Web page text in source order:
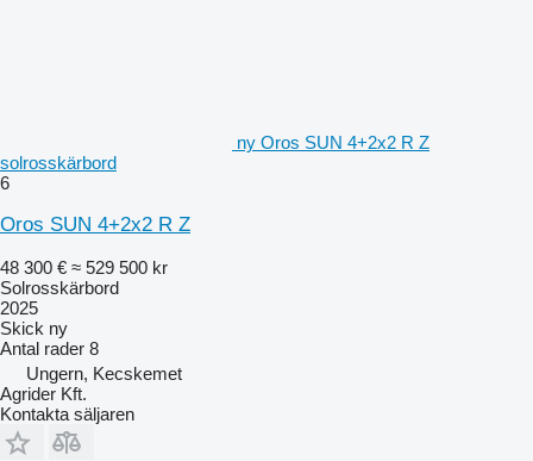
ny Oros SUN 4+2x2 R Z
solrosskärbord
6
Oros SUN 4+2x2 R Z
48 300 € ≈ 529 500 kr
Solrosskärbord
2025
Skick ny
Antal rader 8
Ungern, Kecskemet
Agrider Kft.
Kontakta säljaren